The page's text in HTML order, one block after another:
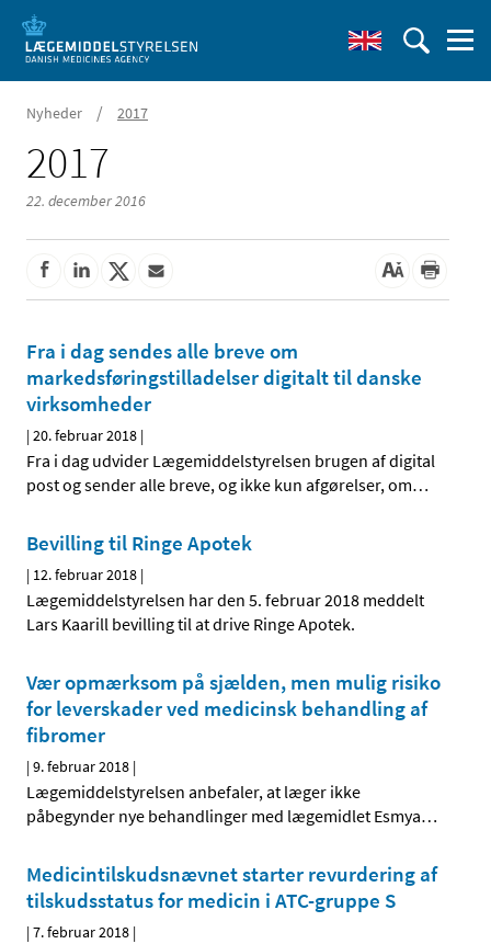
Nyheder / 2017
2017
22. december 2016
Fra i dag sendes alle breve om
markedsføringstilladelser digitalt til danske
virksomheder
|20. februar 2018 |
Fra i dag udvider Lægemiddelstyrelsen brugen af digital
post og sender alle breve, og ikke kun afgørelser, om…
Bevilling til Ringe Apotek
| 12. februar 2018 |
Lægemiddelstyrelsen har den 5. februar 2018 meddelt
Lars Kaarill bevilling til at drive Ringe Apotek.
Vær opmærksom på sjælden, men mulig risiko
for leverskader ved medicinsk behandling af
fibromer
|9. februar 2018 |
Lægemiddelstyrelsen anbefaler, at læger ikke
påbegynder nye behandlinger med lægemidlet Esmya…
Medicintilskudsnævnet starter revurdering af
tilskudsstatus for medicin i ATC-gruppe S
|7. februar 2018 |